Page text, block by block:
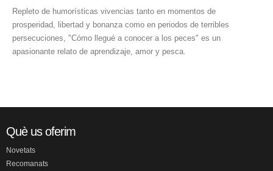
Repleto de humorísticas vivencias tanto en momentos de
prosperidad, libertad y bonanza como en periodos de terribles
persecuciones, "Cómo llegué a conocer a los peces" es un
apasionante relato de aprendizaje, amor y pesca.
Què us oferim
Novetats
Recomanats